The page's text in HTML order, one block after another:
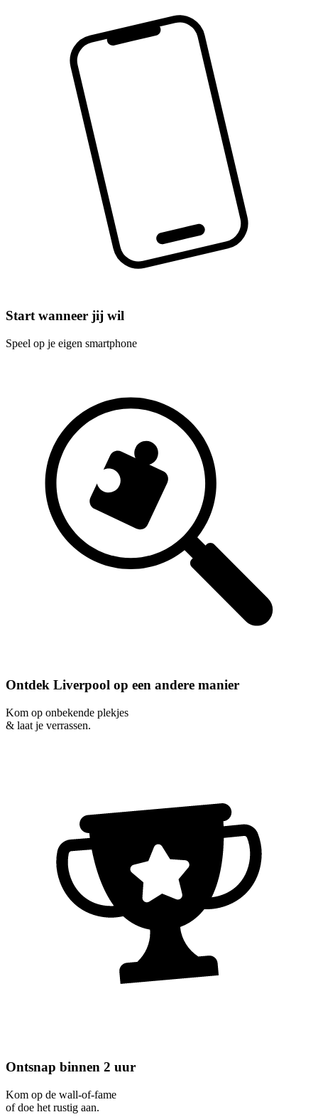
Start wanneer jij wil
Speel op je eigen smartphone
Ontdek Liverpool op een andere manier
Kom op onbekende plekjes
& laat je verrassen.
Ontsnap binnen 2 uur
Kom op de wall-of-fame
of doe het rustig aan.